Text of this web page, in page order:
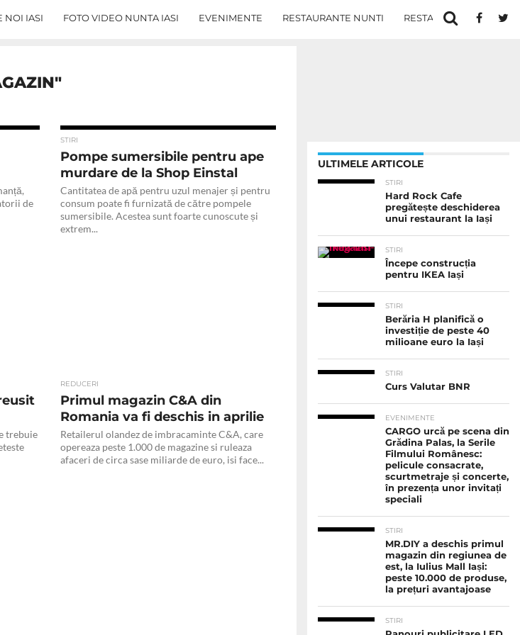
NOI IASI FOTO VIDEO NUNTA IASI EVENIMENTE RESTAURANTE NUNTI RESTAURANTE IN IASI
de
STIRI
Pompe sumersibile pentru ape
murdare de la Shop Einstal
Cantitatea de apă pentru uzul menajer și pentru
consum poate fi furnizată de către pompele
sumersibile. Acestea sunt foarte cunoscute și
extrem...
trebuie
REDUCERI
Primul magazin C&A din
Romania va fi deschis in aprilie
Retailerul olandez de imbracaminte C&A, care
opereaza peste 1.000 de magazine si ruleaza
afaceri de circa sase miliarde de euro, isi face...
ULTIMELE ARTICOLE
STIRI
Hard Rock Cafe
pregătește deschiderea
unui restaurant la Iași
STIRI
Începe construcția
pentru IKEA Iași
STIRI
Berăria H planifică o
investiție de peste 40
milioane euro la Iași
STIRI
Curs Valutar BNR
EVENIMENTE
CARGO urcă pe scena din
Grădina Palas, la Serile
Filmului Românesc:
pelicule consacrate,
scurtmetraje și concerte,
în prezența unor invitați
speciali
STIRI
MR.DIY a deschis primul
magazin din regiunea de
est, la Iulius Mall Iași:
peste 10.000 de produse,
la prețuri avantajoase
STIRI